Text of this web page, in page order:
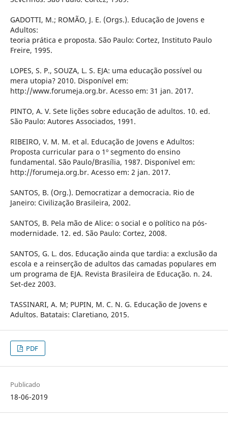
GADOTTI, M.; ROMÃO, J. E. (Orgs.). Educação de Jovens e
Adultos:
teoria prática e proposta. São Paulo: Cortez, Instituto Paulo
Freire, 1995.
LOPES, S. P., SOUZA, L. S. EJA: uma educação possível ou
mera utopia? 2010. Disponível em:
http://www.forumeja.org.br. Acesso em: 31 jan. 2017.
PINTO, A. V. Sete lições sobre educação de adultos. 10. ed.
São Paulo: Autores Associados, 1991.
RIBEIRO, V. M. M. et al. Educação de Jovens e Adultos:
Proposta curricular para o 1º segmento do ensino
fundamental. São Paulo/Brasília, 1987. Disponível em:
http://forumeja.org.br. Acesso em: 2 jan. 2017.
SANTOS, B. (Org.). Democratizar a democracia. Rio de
Janeiro: Civilização Brasileira, 2002.
SANTOS, B. Pela mão de Alice: o social e o político na pós-
modernidade. 12. ed. São Paulo: Cortez, 2008.
SANTOS, G. L. dos. Educação ainda que tardia: a exclusão da
escola e a reinserção de adultos das camadas populares em
um programa de EJA. Revista Brasileira de Educação. n. 24.
Set-dez 2003.
TASSINARI, A. M; PUPIN, M. C. N. G. Educação de Jovens e
Adultos. Batatais: Claretiano, 2015.
PDF
Publicado
18-06-2019